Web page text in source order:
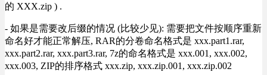
的 XXX.zip ) .
- 如果是需要改后缀的情况 (比较少见): 需要把文件按顺序重新
命名好才能正常解压, RAR的分卷命名格式是 xxx.part1.rar,
xxx.part2.rar, xxx.part3.rar, 7z的命名格式是 xxx.001, xxx.002,
xxx.003, ZIP的排序格式 xxx.zip, xxx.zip.001, xxx.zip.002